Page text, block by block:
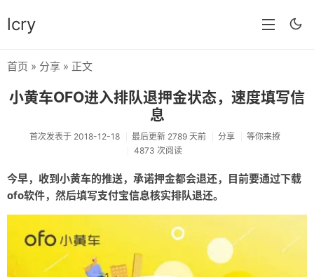
lcry
分类
分享
教程
首页 » 分享 » 正文
小黄车OFO进入排队退押金状态，速度填写信
息
首次发表于 2018-12-18 最后更新 2789 天前 分享
等你来撩
4873 次阅读
今早，收到小黄车的推送，承诺押金都会退还，目前要通过下载
ofo软件，然后填写支付宝信息核实排队退还。